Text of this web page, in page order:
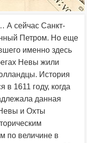
А сейчас Санкт-
Петром. Но еще
именно здесь
Невы жили
История
в 1611 году, когда
данная
и Охты
по величине в